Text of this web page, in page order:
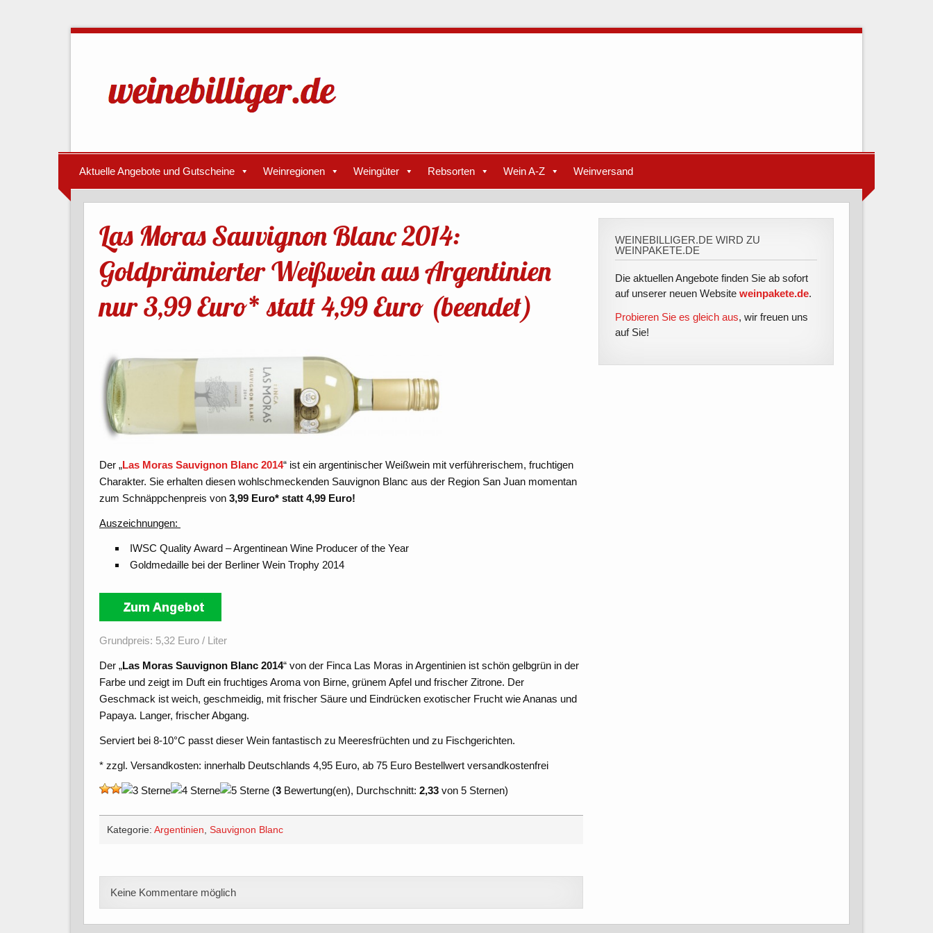
Aktuelle Angebote und Gutscheine Weinregionen Weingüter Rebsorten Wein A-Z Weinversand
Las Moras Sauvignon Blanc 2014:
Goldprämierter Weißwein aus Argentinien
nur 3,99 Euro* statt 4,99 Euro (beendet)
Der „Las Moras Sauvignon Blanc 2014“ ist ein argentinischer Weißwein mit verführerischem, fruchtigen
Charakter. Sie erhalten diesen wohlschmeckenden Sauvignon Blanc aus der Region San Juan momentan
zum Schnäppchenpreis von3,99 Euro* statt 4,99 Euro!
Auszeichnungen:
IWSC Quality Award – Argentinean Wine Producer of the Year
Goldmedaille bei der Berliner Wein Trophy 2014
Grundpreis: 5,32 Euro / Liter
Der „Las Moras Sauvignon Blanc 2014“ von der Finca Las Moras in Argentinien ist schön gelbgrün in der
Farbe und zeigt im Duft ein fruchtiges Aroma von Birne, grünem Apfel und frischer Zitrone. Der
Geschmack ist weich, geschmeidig, mit frischer Säure und Eindrücken exotischer Frucht wie Ananas und
Papaya. Langer, frischer Abgang.
Serviert bei 8-10°C passt dieser Wein fantastisch zu Meeresfrüchten und zu Fischgerichten.
* zzgl. Versandkosten: innerhalb Deutschlands 4,95 Euro, ab 75 Euro Bestellwert versandkostenfrei
(3 Bewertung(en), Durchschnitt:2,33 von 5 Sternen)
Kategorie: Argentinien, Sauvignon Blanc
Keine Kommentare möglich
WEINEBILLIGER.DE WIRD ZU
WEINPAKETE.DE
Die aktuellen Angebote finden Sie ab sofort
auf unserer neuen Websiteweinpakete.de.
Probieren Sie es gleich aus, wir freuen uns
auf Sie!